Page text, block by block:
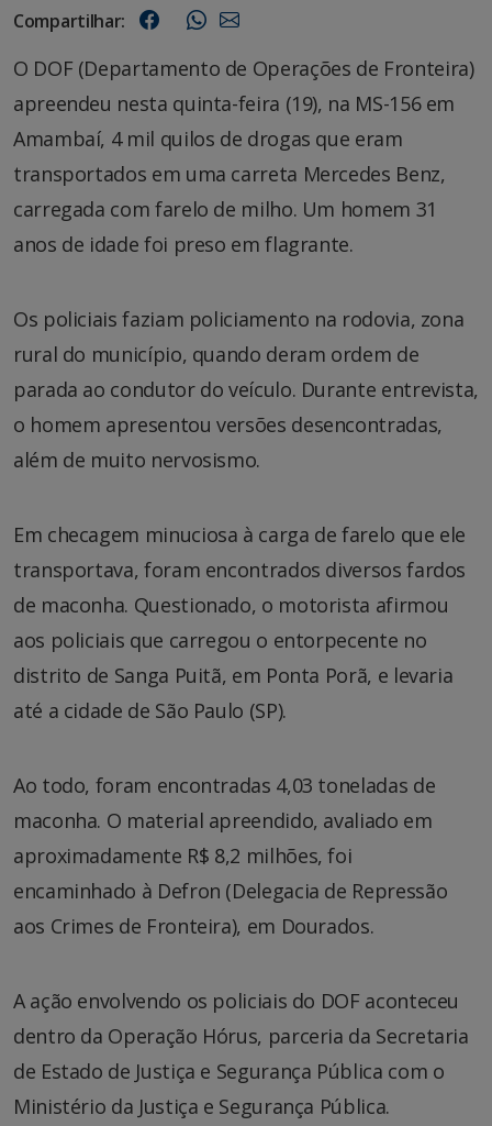
Compartilhar:
O DOF (Departamento de Operações de Fronteira)
apreendeu nesta quinta-feira (19), na MS-156 em
Amambaí, 4 mil quilos de drogas que eram
transportados em uma carreta Mercedes Benz,
carregada com farelo de milho. Um homem 31
anos de idade foi preso em flagrante.
Os policiais faziam policiamento na rodovia, zona
rural do município, quando deram ordem de
parada ao condutor do veículo. Durante entrevista,
o homem apresentou versões desencontradas,
além de muito nervosismo.
Em checagem minuciosa à carga de farelo que ele
transportava, foram encontrados diversos fardos
de maconha. Questionado, o motorista afirmou
aos policiais que carregou o entorpecente no
distrito de Sanga Puitã, em Ponta Porã, e levaria
até a cidade de São Paulo (SP).
Ao todo, foram encontradas 4,03 toneladas de
maconha. O material apreendido, avaliado em
aproximadamente R$ 8,2 milhões, foi
encaminhado à Defron (Delegacia de Repressão
aos Crimes de Fronteira), em Dourados.
A ação envolvendo os policiais do DOF aconteceu
dentro da Operação Hórus, parceria da Secretaria
de Estado de Justiça e Segurança Pública com o
Ministério da Justiça e Segurança Pública.